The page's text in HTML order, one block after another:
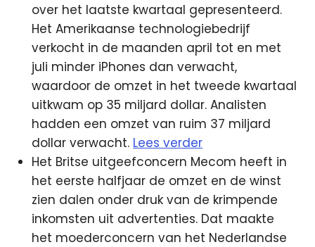
over het laatste kwartaal gepresenteerd.
Het Amerikaanse technologiebedrijf
verkocht in de maanden april tot en met
juli minder iPhones dan verwacht,
waardoor de omzet in het tweede kwartaal
uitkwam op 35 miljard dollar. Analisten
hadden een omzet van ruim 37 miljard
dollar verwacht. Lees verder
Het Britse uitgeefconcern Mecom heeft in
het eerste halfjaar de omzet en de winst
zien dalen onder druk van de krimpende
inkomsten uit advertenties. Dat maakte
het moederconcern van het Nederlandse